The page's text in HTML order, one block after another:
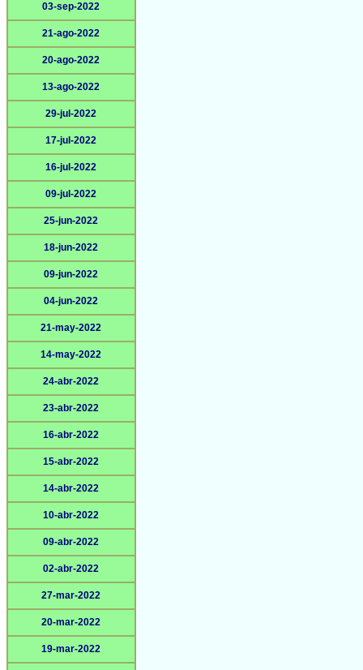
03-sep-2022
21-ago-2022
20-ago-2022
13-ago-2022
29-jul-2022
17-jul-2022
16-jul-2022
09-jul-2022
25-jun-2022
18-jun-2022
09-jun-2022
04-jun-2022
21-may-2022
14-may-2022
24-abr-2022
23-abr-2022
16-abr-2022
15-abr-2022
14-abr-2022
10-abr-2022
09-abr-2022
02-abr-2022
27-mar-2022
20-mar-2022
19-mar-2022